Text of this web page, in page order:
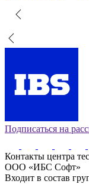
Подписаться на
Контакты центра
ООО «ИБС Софт»
Входит в состав